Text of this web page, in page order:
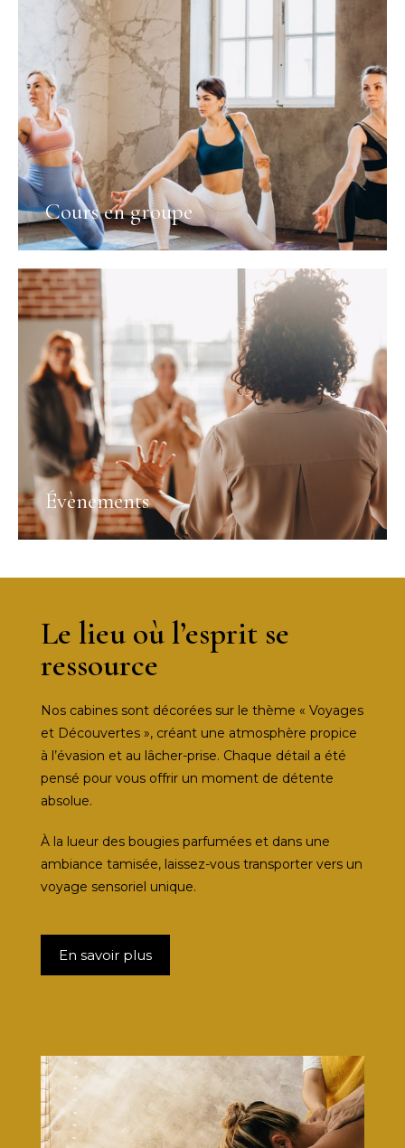
Cours en groupe
Évènements
Le lieu où l’esprit se
ressource
Nos cabines sont décorées sur le thème « Voyages
et Découvertes », créant une atmosphère propice
à l’évasion et au lâcher-prise. Chaque détail a été
pensé pour vous offrir un moment de détente
absolue.
À la lueur des bougies parfumées et dans une
ambiance tamisée, laissez-vous transporter vers un
voyage sensoriel unique.
En savoir plus